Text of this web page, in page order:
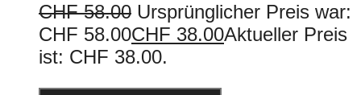
CHF58.00 Ursprünglicher Preis war:
CHF 58.00CHF 38.00Aktueller Preis
ist: CHF 38.00.